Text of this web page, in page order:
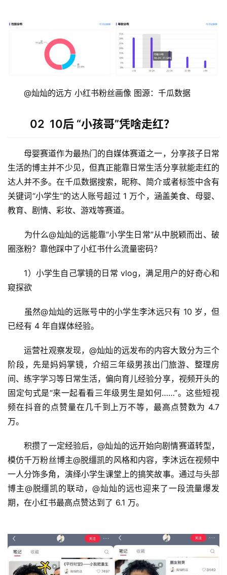
@灿灿的远方 小红书粉丝画像 图源：千瓜数据
02 10后 “小孩哥”凭啥走红？
母婴赛道作为最热门的自媒体赛道之一，分享孩子日常
生活的博主并不少见，但真正能靠日常生活分享就能走红的
达人并不多。在千瓜数据搜索，昵称、简介或者标签中含有
关键词“小学生”的达人账号超过 1 万个，涵盖美食、母婴、
教育、剧情、彩妆、游戏等赛道。
为什么@灿灿的远能靠“小学生日常”从中脱颖而出、破
圈涨粉？靠他踩中了小红书什么流量密码？
1）小学生自己掌镜的日常 vlog，满足用户的好奇心和
窥探欲
虽然@灿灿的远账号中的小学生李沐远只有 10 岁，但
已经有 4 年自媒体经验。
运营社观察发现，@灿灿的远发布的内容大致分为三个
阶段，先是妈妈掌镜，介绍三年级男孩出门旅游、整理房
间、练字学习等日常生活，偏向育儿经验分享，视频开头的
固定句式是“来一起看看三年级男生是如何……”。这些短视
频在抖音的点赞量在几千到上万不等，最高点赞数为 4.7
万。
积攒了一定经验后，@灿灿的远开始向剧情赛道转型，
模仿千万粉丝博主@脱缰凯的风格和内容，李沐远在视频中
一人分饰多角，演绎小学生课堂上的搞笑故事。通过与头部
博主@脱缰凯的联动，@灿灿的远也迎来了一段流量爆发
期，在小红书最高点赞达到了 6.1 万。